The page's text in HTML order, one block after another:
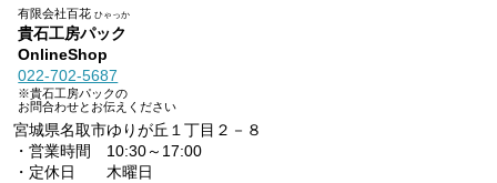
有限会社百花ひゃっか
貴石工房パック
OnlineShop
022-702-5687
※貴石工房パックの
お問合わせとお伝えください
宮城県名取市ゆりが丘１丁目２－８
・営業時間 10:30～17:00
・定休日 木曜日